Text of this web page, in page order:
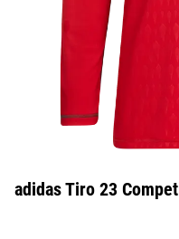
adidas Tiro 23